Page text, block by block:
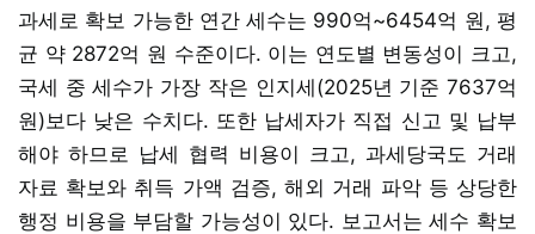
과세로 확보 가능한 연간 세수는 990억~6454억 원, 평
균 약 2872억 원 수준이다. 이는 연도별 변동성이 크고,
국세 중 세수가 가장 작은 인지세(2025년 기준 7637억
원)보다 낮은 수치다. 또한 납세자가 직접 신고 및 납부
해야 하므로 납세 협력 비용이 크고, 과세당국도 거래
자료 확보와 취득 가액 검증, 해외 거래 파악 등 상당한
행정 비용을 부담할 가능성이 있다. 보고서는 세수 확보